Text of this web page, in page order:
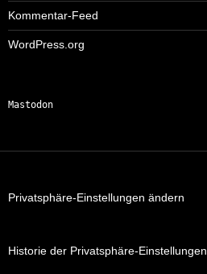
Kommentar-Feed
WordPress.org
Mastodon
Privatsphäre-Einstellungen ändern
Historie der Privatsphäre-Einstellungen